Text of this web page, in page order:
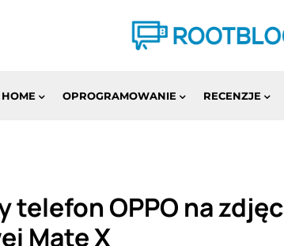
OPROGRAMOWANIE RECENZJE
telefon OPPO na
Mate X